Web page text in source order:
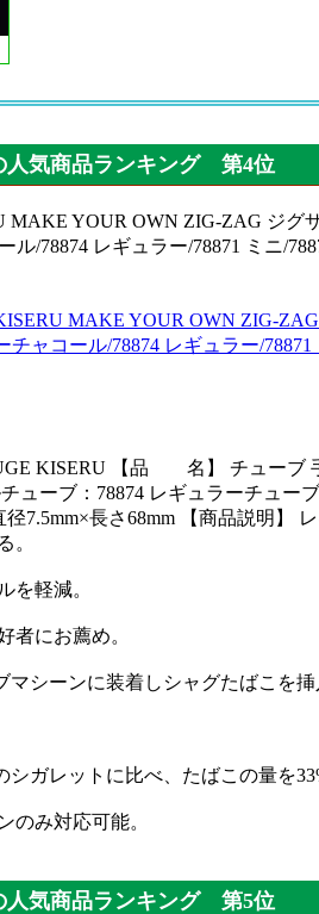
人気商品ランキング 第4位
MAKE YOUR OWN ZIG-
チャコール/78874 レギュラー/
KISERU 【品 名】 チュー
ューブ：78874 レギュラーチュー
径7.5mm×長さ68mm 【商品説明
。
を軽減。
者にお薦め。
マシーンに装着しシャグたばこを挿
シガレットに比べ、たばこの量を
のみ対応可能。
人気商品ランキング 第5位